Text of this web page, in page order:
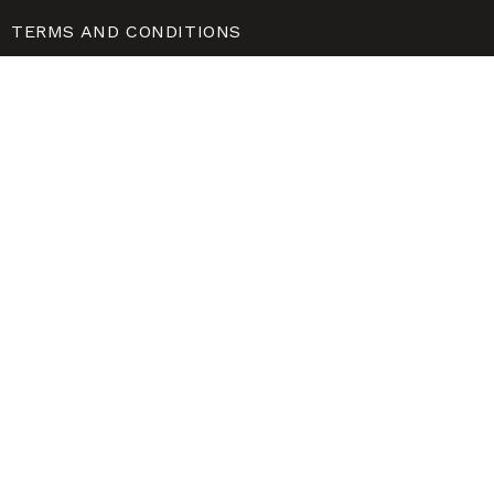
TERMS AND CONDITIONS